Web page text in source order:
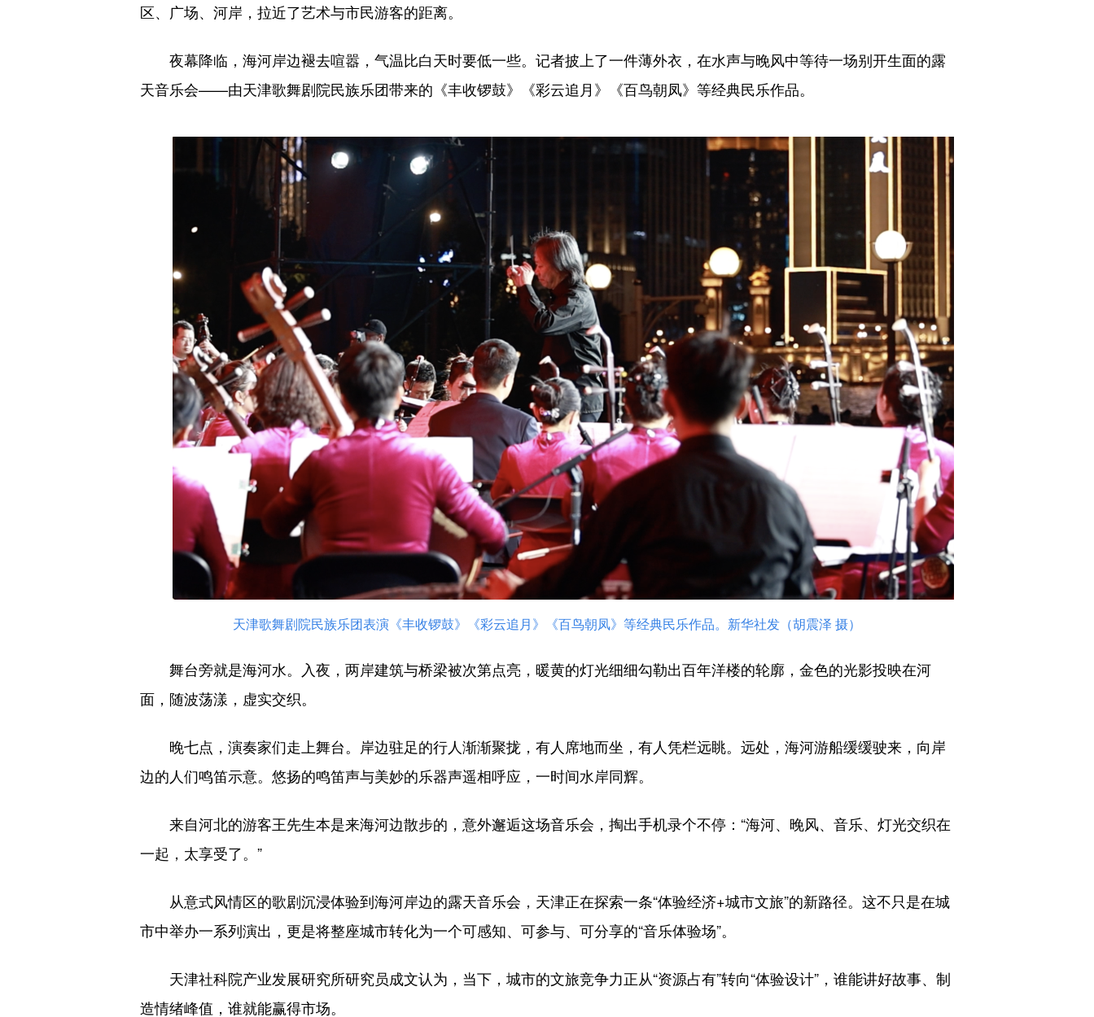
区、广场、河岸，拉近了艺术与市民游客的距离。
夜幕降临，海河岸边褪去喧嚣，气温比白天时要低一些。记者披上了一件薄外衣，在水声与晚风中等待一场别开生面的露
天音乐会——由天津歌舞剧院民族乐团带来的《丰收锣鼓》《彩云追月》《百鸟朝凤》等经典民乐作品。
天津歌舞剧院民族乐团表演《丰收锣鼓》《彩云追月》《百鸟朝凤》等经典民乐作品。新华社发（胡震泽 摄）
舞台旁就是海河水。入夜，两岸建筑与桥梁被次第点亮，暖黄的灯光细细勾勒出百年洋楼的轮廓，金色的光影投映在河
面，随波荡漾，虚实交织。
晚七点，演奏家们走上舞台。岸边驻足的行人渐渐聚拢，有人席地而坐，有人凭栏远眺。远处，海河游船缓缓驶来，向岸
边的人们鸣笛示意。悠扬的鸣笛声与美妙的乐器声遥相呼应，一时间水岸同辉。
来自河北的游客王先生本是来海河边散步的，意外邂逅这场音乐会，掏出手机录个不停：“海河、晚风、音乐、灯光交织在
一起，太享受了。”
从意式风情区的歌剧沉浸体验到海河岸边的露天音乐会，天津正在探索一条“体验经济+城市文旅”的新路径。这不只是在城
市中举办一系列演出，更是将整座城市转化为一个可感知、可参与、可分享的“音乐体验场”。
天津社科院产业发展研究所研究员成文认为，当下，城市的文旅竞争力正从“资源占有”转向“体验设计”，谁能讲好故事、制
造情绪峰值，谁就能赢得市场。